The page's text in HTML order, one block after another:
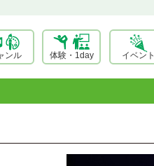
ンル 体験・1day イベント